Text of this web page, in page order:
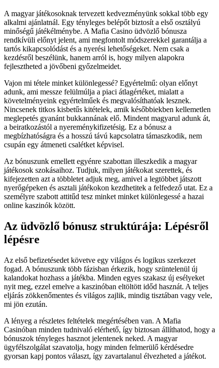
A magyar játékosoknak tervezett kedvezményünk sokkal több egy
alkalmi ajánlatnál. Egy tényleges belépőt biztosít a első osztályú
minőségű játékélménybe. A Mafia Casino üdvözlő bónusza
rendkívüli előnyt jelent, ami megfontolt módszerekkel garantálja a
tartós kikapcsolódást és a nyerési lehetőségeket. Nem csak a
kezdésről beszélünk, hanem arról is, hogy milyen alapokra
fejlesztheted a jövőbeni győzelmeidet.
Vajon mi tétele minket különlegessé? Egyértelmű: olyan előnyt
adunk, ami messze felülmúlja a piaci átlagértéket, mialatt a
követelményeink egyértelműek és megvalósíthatóak lesznek.
Nincsenek titkos kisbetűs kitételek, amik későbbiekben kellemetlen
meglepetés gyanánt bukkannának elő. Mindent magyarul adunk át,
a beiratkozástól a nyereménykifizetésig. Ez a bónusz a
megbízhatóságra és a hosszú távú kapcsolatra támaszkodik, nem
csupán egy átmeneti csalétket képvisel.
Az bónuszunk emellett egyénre szabottan illeszkedik a magyar
játékosok szokásaihoz. Tudjuk, milyen játékokat szerettek, és
kifejezetten azt a többletet adjuk meg, amivel a legtöbbet játszott
nyerőgépeken és asztali játékokon kezdhetitek a felfedező utat. Ez a
személyre szabott attitűd tesz minket minket különlegessé a hazai
online kaszinók között.
Az üdvözlő bónusz struktúrája: Lépésről
lépésre
Az első befizetésedet követve egy világos és logikus szerkezet
fogad. A bónuszunk több fázisban érkezik, hogy szüntelenül új
kalandokat hozhass a játékba. Minden egyes szakasz új esélyeket
nyit meg, ezzel emelve a kaszinóban eltöltött időd hasznát. A teljes
eljárás zökkenőmentes és világos zajlik, mindig tisztában vagy vele,
mi jön ezután.
A lényeg a részletes feltételek megértésében van. A Mafia
Casinóban minden tudnivaló elérhető, így biztosan állíthatod, hogy a
bónuszok tényleges hasznot jelentenek neked. A magyar
ügyfélszolgálat szavatolja, hogy minden felmerülő kérdésedre
gyorsan kapj pontos választ, így zavartalanul élvezheted a játékot.